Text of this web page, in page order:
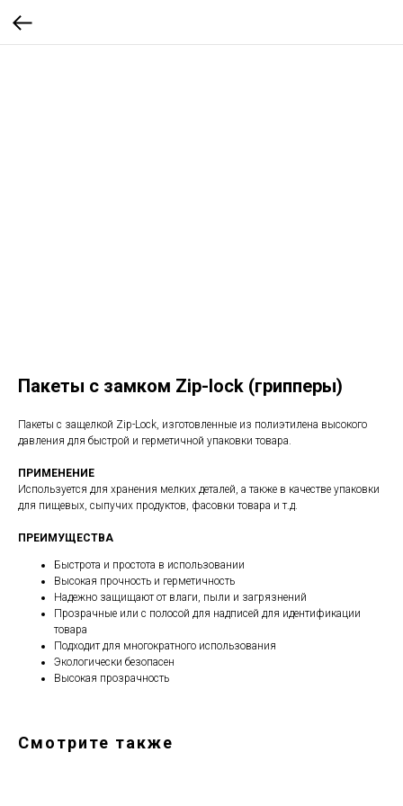
Пакеты с замком Zip-lock (грипперы)
Пакеты с защелкой Zip-Lock, изготовленные из полиэтилена высокого
давления для быстрой и герметичной упаковки товара.
ПРИМЕНЕНИЕ
Используется для хранения мелких деталей, а также в качестве упаковки
для пищевых, сыпучих продуктов, фасовки товара и т.д.
ПРЕИМУЩЕСТВА
Быстрота и простота в использовании
Высокая прочность и герметичность
Надежно защищают от влаги, пыли и загрязнений
Прозрачные или с полосой для надписей для идентификации
товара
Подходит для многократного использования
Экологически безопасен
Высокая прозрачность
Смотрите также